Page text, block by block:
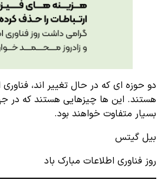
دو حوزه ای که در حال تغییر اند،
بسیار متفاوت خواهند بود.
بیل گیتس
روز فناوری اطلاعات مبارک باد